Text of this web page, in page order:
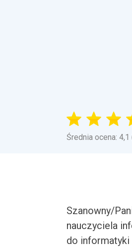
Średnia ocena: 4,1
Szanowny/
nauczyciela
do